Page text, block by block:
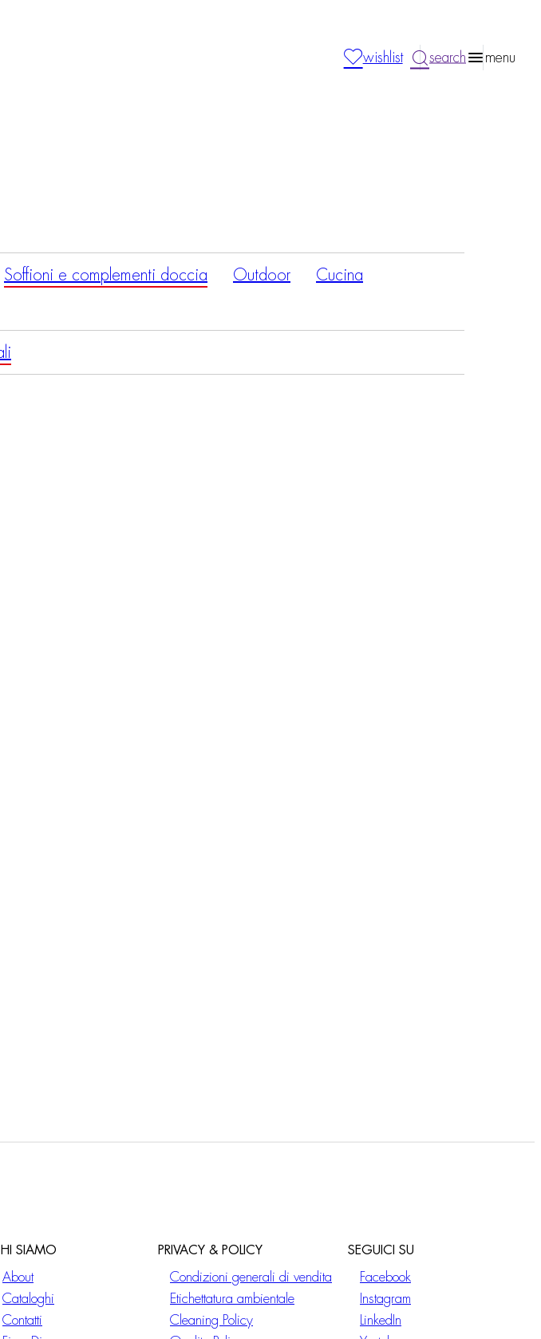
wishlist search menu
Soffioni e complementi doccia Outdoor Cucina
SIAMO
About
Cataloghi
Contatti
PRIVACY & POLICY
Condizioni generali di vendita
Etichettatura ambientale
Cleaning Policy
SEGUICI SU
Facebook
Instagram
LinkedIn